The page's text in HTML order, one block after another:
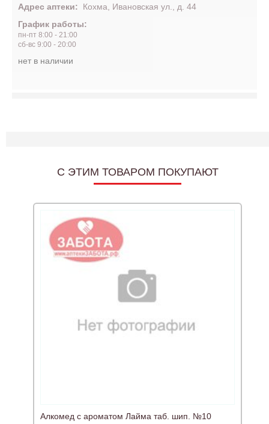
Адрес аптеки:
Кохма, Ивановская ул., д. 44
График работы:
пн-пт 8:00 - 21:00
сб-вс 9:00 - 20:00
нет в наличии
C ЭТИМ ТОВАРОМ ПОКУПАЮТ
Алкомед с ароматом Лайма таб. шип. №10